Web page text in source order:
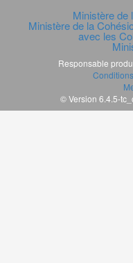
Ministère de
Ministère de la
avec les
Responsable
© Version 6.4.5-